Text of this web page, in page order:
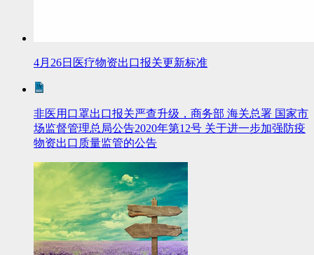
4月26日医疗物资出口报关更新标准
非医用口罩出口报关严查升级，商务部 海关总署 国家市
场监督管理总局公告2020年第12号 关于进一步加强防疫
物资出口质量监管的公告